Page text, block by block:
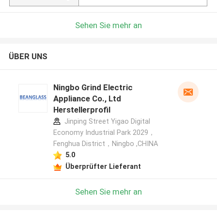
Sehen Sie mehr an
ÜBER UNS
Ningbo Grind Electric
Appliance Co., Ltd
Herstellerprofil
Jinping Street Yigao Digital
Economy Industrial Park 2029，
Fenghua District，Ningbo ,CHINA
5.0
Überprüfter Lieferant
Sehen Sie mehr an